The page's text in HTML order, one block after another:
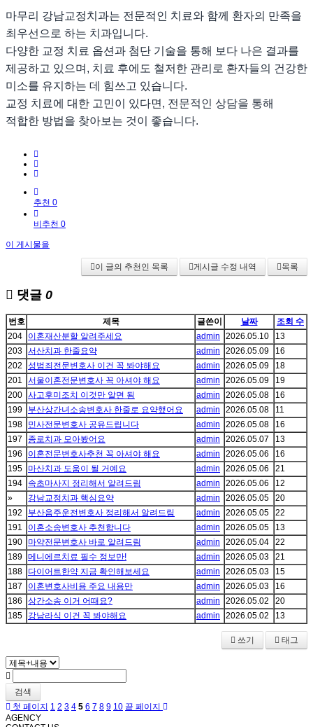
마무리 강남교정치과는 전문적인 치료와 함께 환자의 만족을
최우선으로 하는 치과입니다.
다양한 교정 치료 옵션과 첨단 기술을 통해 보다 나은 결과를
제공하고 있으며, 치료 후에도 철저한 관리로 환자들의 건강한
미소를 유지하는 데 힘쓰고 있습니다.
교정 치료에 대한 고민이 있다면, 전문적인 상담을 통해
적합한 방법을 찾아보는 것이 좋습니다.
추천 0
비추천 0
이 게시물을
이 글의 추천인 목록 게시글 수정 내역 목록
댓글 0
번호 제목 글쓴이 날짜
조회 수
204
이혼재산분할 알려주세요 admin 2026.05.10
13
203 서산치과 한줄요약 admin 2026.05.09
16
202
성범죄전문변호사 이건 꼭 봐야해요 admin 2026.05.09
18
201
서울이혼전문변호사 꼭 아셔야 해요 admin 2026.05.09
19
200 사고후미조치 이것만 알면 됨 admin 2026.05.08
16
199
부산상간녀소송변호사 한줄로 요약했어요 admin 2026.05.08
11
198
민사전문변호사 공유드립니다 admin 2026.05.08
16
197
종로치과 모아봤어요 admin 2026.05.07
13
196
이혼전문변호사추천 꼭 아셔야 해요 admin 2026.05.06
16
195
마산치과 도움이 될 거예요 admin 2026.05.06
21
194
속초마사지 정리해서 알려드림 admin 2026.05.06
12
»
강남교정치과 핵심요약 admin 2026.05.05
20
192
부산음주운전변호사 정리해서 알려드림 admin 2026.05.05
22
191
이혼소송변호사 추천합니다 admin 2026.05.05
13
190
마약전문변호사 바로 알려드림 admin 2026.05.04
22
189 메니에르치료 필수 정보만! admin 2026.05.03
21
188
다이어트한약 지금 확인해보세요 admin 2026.05.03
15
187
이혼변호사비용 주요 내용만 admin 2026.05.03
16
186
상간소송 이거 어때요? admin 2026.05.02
20
185
강남라식 이건 꼭 봐야해요 admin 2026.05.02 13
쓰기 태그
검색
첫 페이지 1 2 3 4 5 6 7 8 9 10 끝 페이지
AGENCY